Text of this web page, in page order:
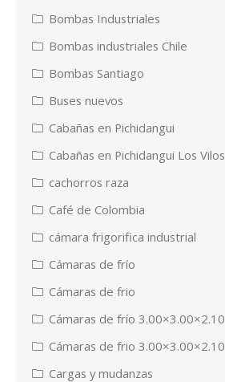
Bombas Industriales
Bombas industriales Chile
Bombas Santiago
Buses nuevos
Cabañas en Pichidangui
Cabañas en Pichidangui Los Vilos
cachorros raza
Café de Colombia
cámara frigorifica industrial
Cámaras de frío
Cámaras de frio
Cámaras de frío 3.00×3.00×2.10
Cámaras de frio 3.00×3.00×2.10
Cargas y mudanzas